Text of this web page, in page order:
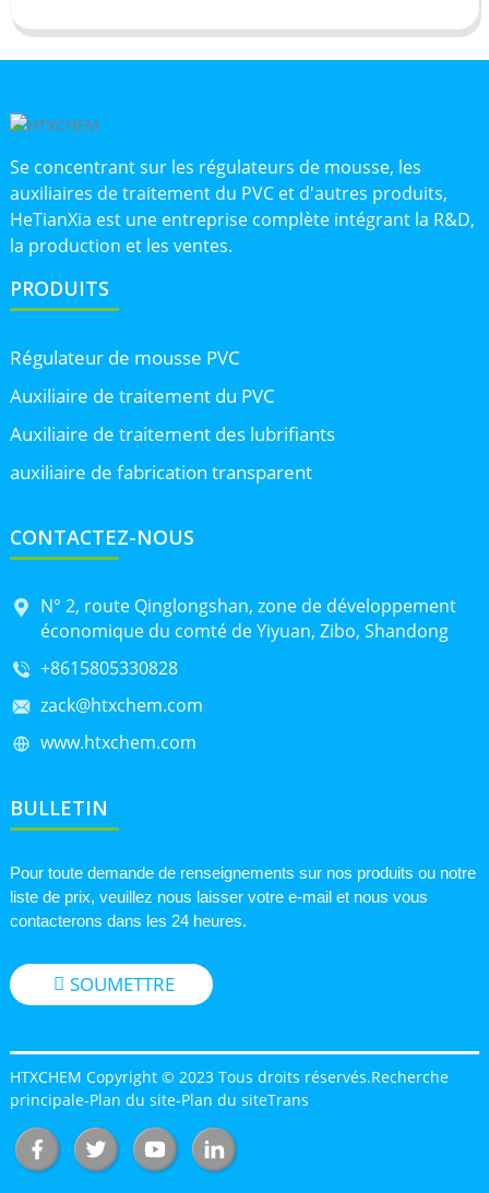
Se concentrant sur les régulateurs de mousse, les
auxiliaires de traitement du PVC et d'autres produits,
HeTianXia est une entreprise complète intégrant la R&D,
la production et les ventes.
PRODUITS
Régulateur de mousse PVC
Auxiliaire de traitement du PVC
Auxiliaire de traitement des lubrifiants
auxiliaire de fabrication transparent
CONTACTEZ-NOUS
N° 2, route Qinglongshan, zone de développement
économique du comté de Yiyuan, Zibo, Shandong
+8615805330828
zack@htxchem.com
www.htxchem.com
BULLETIN
Pour toute demande de renseignements sur nos produits ou notre
liste de prix, veuillez nous laisser votre e-mail et nous vous
contacterons dans les 24 heures.
SOUMETTRE
HTXCHEM Copyright © 2023 Tous droits réservés.Recherche
principale-Plan du site-Plan du siteTrans